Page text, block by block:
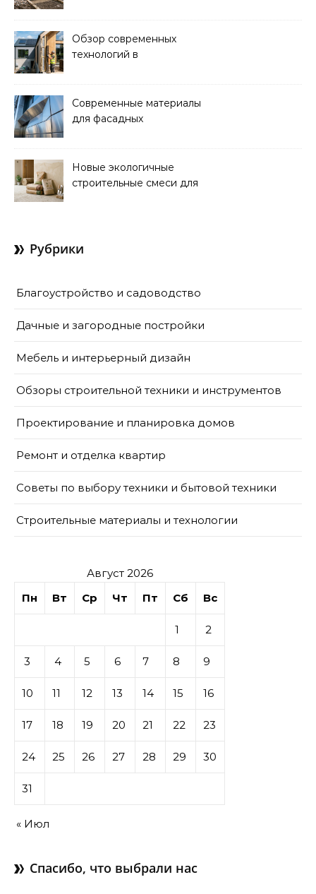
Обзор современных
технологий в
домов
Современные материалы
для фасадных
новинок
Новые экологичные
строительные смеси для
Рубрики
Благоустройство и садоводство
Дачные и загородные постройки
Мебель и интерьерный дизайн
Обзоры строительной техники и инструментов
Проектирование и планировка домов
Ремонт и отделка квартир
Советы по выбору техники и бытовой техники
Строительные материалы и технологии
Август 2026
Пн
Вт Ср Чт Пт Сб Вс
1 2
3 4 5 6 7 8 9
10 11 12 13 14 15 16
17 18 19 20 21 22 23
24 25 26 27 28 29 30
31
« Июл
Спасибо, что выбрали нас